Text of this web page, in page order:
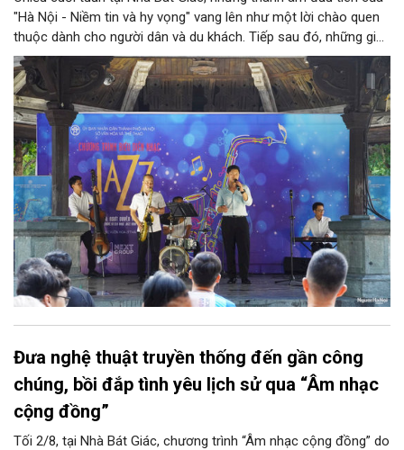
"Hà Nội - Niềm tin và hy vọng" vang lên như một lời chào quen
thuộc dành cho người dân và du khách. Tiếp sau đó, những giai
điệu jazz kinh điển của thế giới lần lượt cất lên qua phần biểu
diễn của NSƯT Quyền Văn Minh và các nghệ sĩ Bình Minh Jazz
Club, mở ra một không gian âm nhạc giàu cảm xúc ngay giữa
trung tâm Thủ đô.
Đưa nghệ thuật truyền thống đến gần công
chúng, bồi đắp tình yêu lịch sử qua “Âm nhạc
cộng đồng”
Tối 2/8, tại Nhà Bát Giác, chương trình “Âm nhạc cộng đồng” do